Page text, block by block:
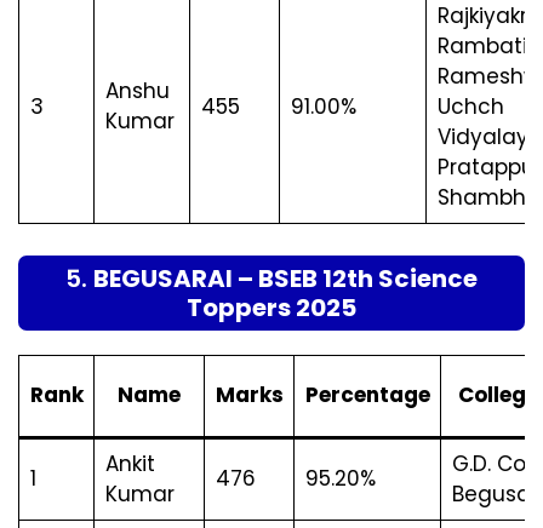
3
Anshu
Kumar
455 91.00%
Rajkiyakrit
Rambati
Uchch
5. BEGUSARAI – BSEB 12th Science
Toppers 2025
Rank Name Marks Percentage
1
Ankit
Kumar
476 95.20%
G.D.